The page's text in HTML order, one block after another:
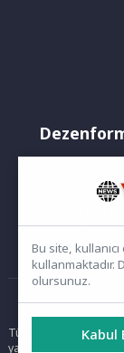
Yayınlanan
rağmen bazı
bilgiler
haberleri
Tüm hakları saklıdır.
yayımlanamaz ve
Bu site,
kullanmaktadır.
olursunuz.
Kabul